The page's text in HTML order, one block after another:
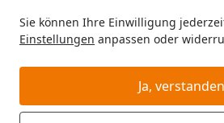
Sie können Ihre Einwilligung
Einstellungen anpassen oder
Ja, verstanden
Joghurtsauce